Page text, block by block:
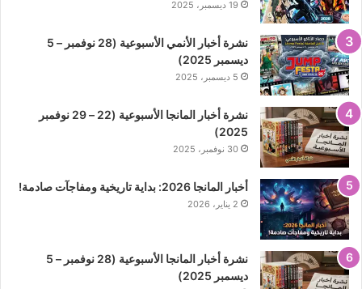
19 ديسمبر، 2025
نشرة أخبار الأنمي الأسبوعية (28 نوفمبر – 5
ديسمبر 2025)
5 ديسمبر، 2025
نشرة أخبار المانجا الأسبوعية (22 – 29 نوفمبر
2025)
30 نوفمبر، 2025
أخبار المانجا 2026: بداية تاريخية ومفاجآت صادمة!
2 يناير، 2026
نشرة أخبار المانجا الأسبوعية (28 نوفمبر – 5
ديسمبر 2025)